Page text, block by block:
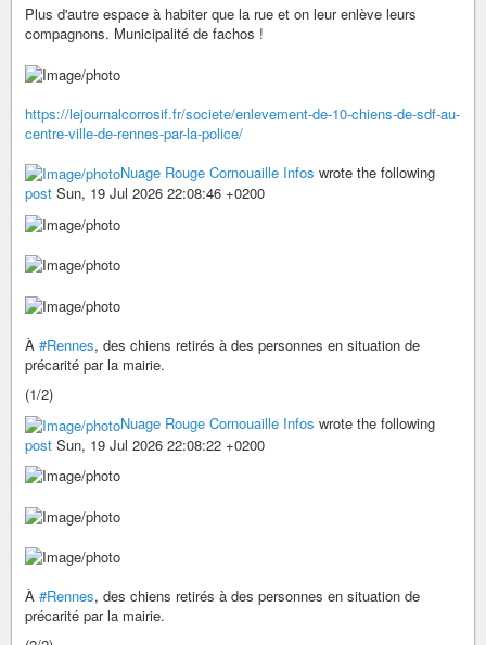
Plus d'autre espace à habiter que la rue et on leur enlève leurs
compagnons. Municipalité de fachos !
https://lejournalcorrosif.fr/societe/enlevement-de-10-chiens-de-sdf-au-
centre-ville-de-rennes-par-la-police/
Nuage Rouge Cornouaille Infos wrote the following
post Sun, 19 Jul 2026 22:08:46 +0200
À #Rennes, des chiens retirés à des personnes en situation de
précarité par la mairie.
(1/2)
Nuage Rouge Cornouaille Infos wrote the following
post Sun, 19 Jul 2026 22:08:22 +0200
À #Rennes, des chiens retirés à des personnes en situation de
précarité par la mairie.